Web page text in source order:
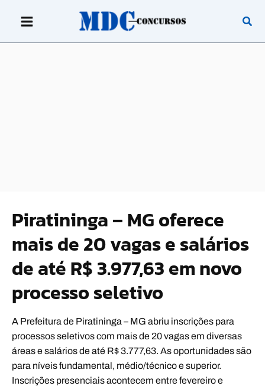
Piratininga – MG oferece
mais de 20 vagas e salários
de até R$ 3.977,63 em novo
processo seletivo
A Prefeitura de Piratininga – MG abriu inscrições para
processos seletivos com mais de 20 vagas em diversas
áreas e salários de até R$ 3.777,63. As oportunidades são
para níveis fundamental, médio/técnico e superior.
Inscrições presenciais acontecem entre fevereiro e